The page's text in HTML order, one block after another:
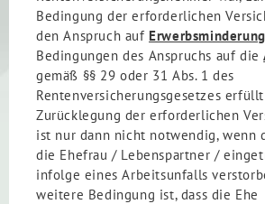
Bedingung der erforderlichen
den Anspruch auf
Bedingungen des Anspruchs auf die
gemäß §§ 29 oder 31 Abs. 1 des
Rentenversicherungsgesetzes
Zurücklegung der erforderlichen
ist nur dann nicht notwendig, wenn
die Ehefrau / Lebenspartner /
infolge eines Arbeitsunfalls
weitere Bedingung ist, dass die Ehe